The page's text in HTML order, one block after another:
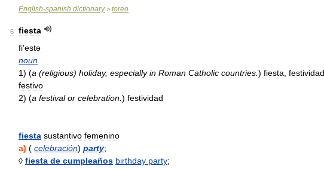
English-spanish dictionary> toreo
6
fiesta
fi'estə
noun
1) (a (religious) holiday, especially in Roman Catholic countries ) fiesta festividad
festivo
2) (a festival or celebration ) festividad
fiesta sustantivo femenino
a) ( celebración) party;
◊ fiesta de cumpleaños birthday party;